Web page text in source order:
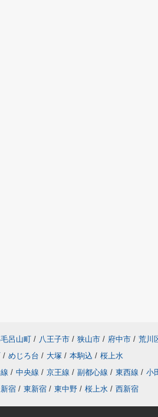
呂山町 / 八王子市 / 狭山市 / 府中市 / 荒川
/ めじろ台 / 大塚 / 本駒込 / 桜上水
/ 中央線 / 京王線 / 副都心線 / 東西線 / 小
新宿 / 東新宿 / 東中野 / 桜上水 / 西新宿